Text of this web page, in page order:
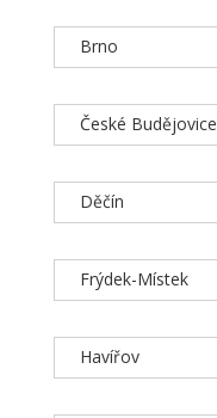
Brno
České Budějovice
Děčín
Frýdek-Místek
Havířov